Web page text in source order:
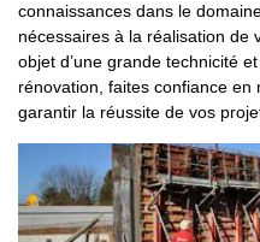
connaissances dans le
nécessaires à la réalisation de
objet d’une grande technicité
rénovation, faites confiance
garantir la réussite de vos